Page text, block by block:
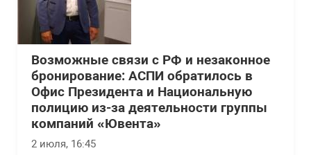
Возможные связи с РФ и незаконное
бронирование: АСПИ обратилось в
Офис Президента и Национальную
полицию из-за деятельности группы
компаний «Ювента»
2 июля, 16:45